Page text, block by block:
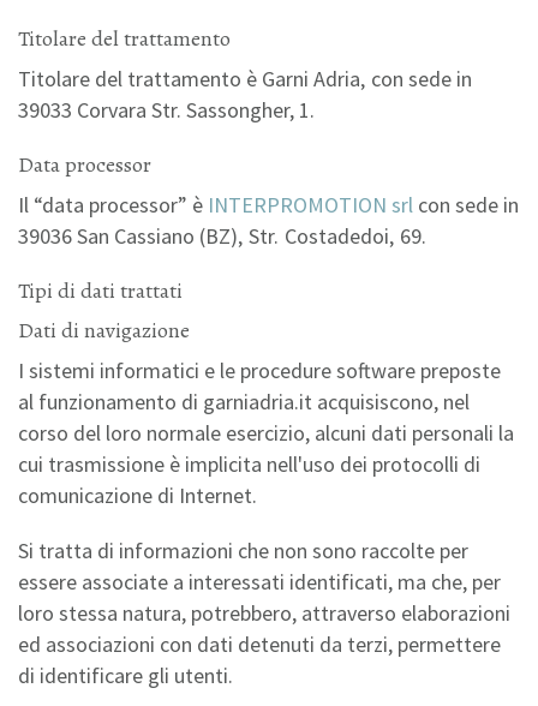
Titolare del trattamento
T‌itolare del trattamento è Garni Adria‚ con sede in
39033 Corvara Str. Sassongher, 1.
Data processor
I‌l “data processor” è INTERPROMOTION srl con sede in
39036 San Cassiano (BZ)‚ Str. C‌ostadedoi‚ 69.
Tipi di dati trattati
Dati di navigazione
I sistemi informatici e le procedure software preposte
al funzionamento di garniadria.it acquisiscono, nel
corso del loro normale esercizio, alcuni dati personali la
cui trasmissione è implicita nell'uso dei protocolli di
comunicazione di Internet.
Si tratta di informazioni che non sono raccolte per
essere associate a interessati identificati, ma che, per
loro stessa natura, potrebbero, attraverso elaborazioni
ed associazioni con dati detenuti da terzi, permettere
di identificare gli utenti.